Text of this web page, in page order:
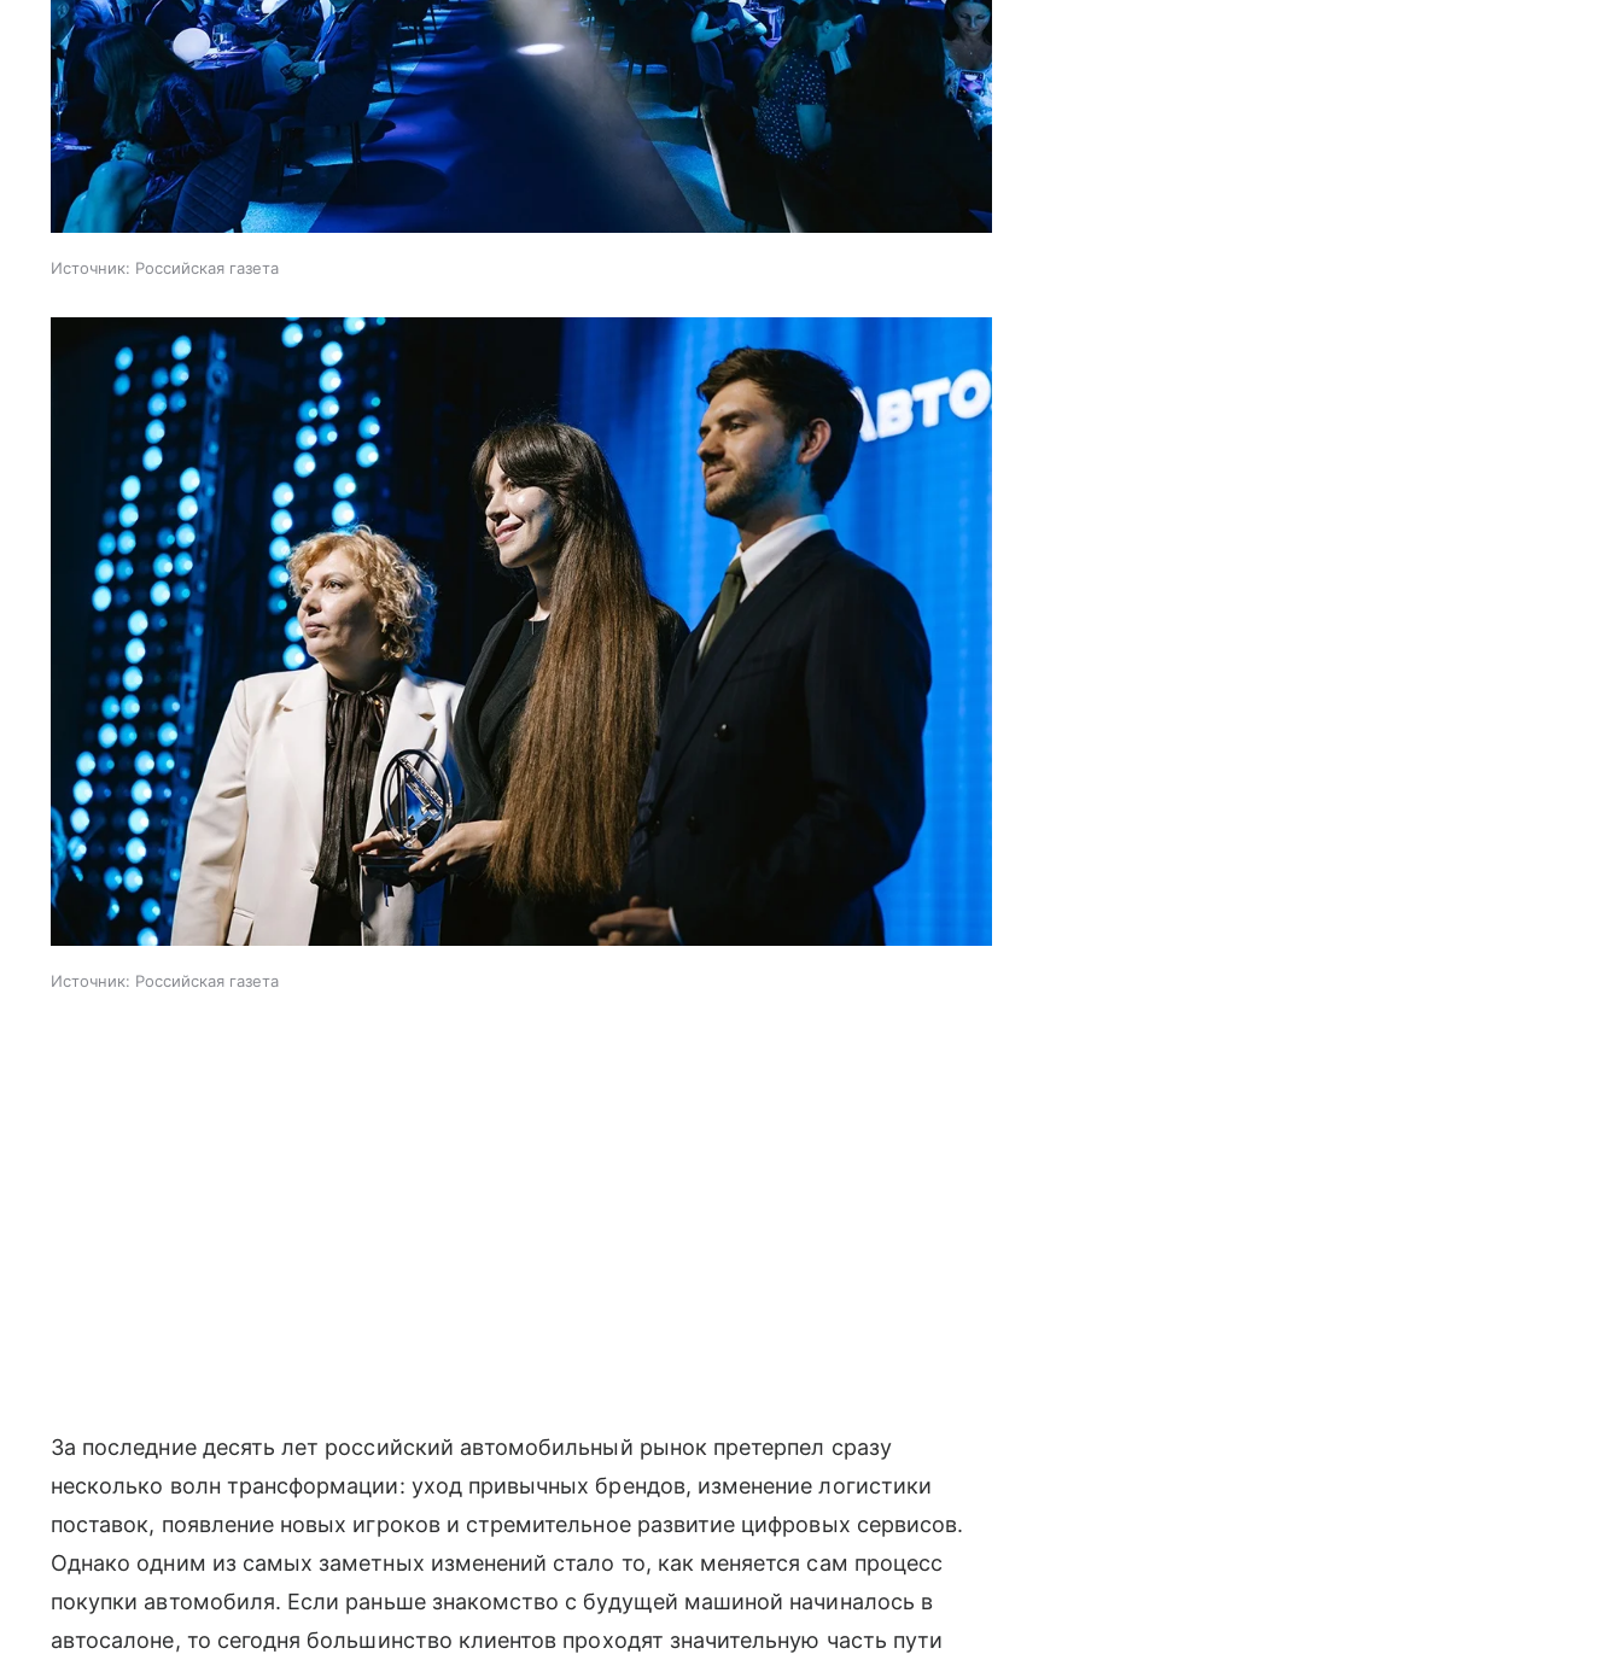
Источник: Российская газета
Источник: Российская газета
За последние десять лет российский автомобильный рынок претерпел сразу
несколько волн трансформации: уход привычных брендов, изменение логистики
поставок, появление новых игроков и стремительное развитие цифровых сервисов.
Однако одним из самых заметных изменений стало то, как меняется сам процесс
покупки автомобиля. Если раньше знакомство с будущей машиной начиналось в
автосалоне, то сегодня большинство клиентов проходят значительную часть пути